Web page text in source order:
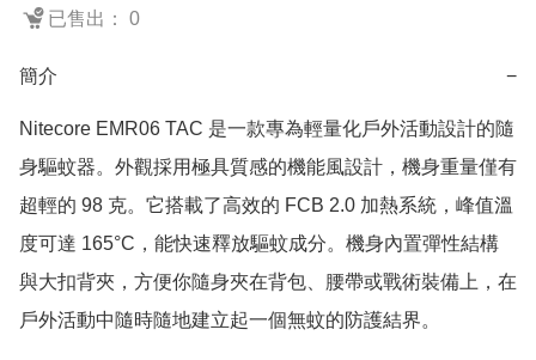
已售出： 0
簡介 −
Nitecore EMR06 TAC 是一款專為輕量化戶外活動設計的隨
身驅蚊器。外觀採用極具質感的機能風設計，機身重量僅有
超輕的 98 克。它搭載了高效的 FCB 2.0 加熱系統，峰值溫
度可達 165°C，能快速釋放驅蚊成分。機身內置彈性結構
與大扣背夾，方便你隨身夾在背包、腰帶或戰術裝備上，在
戶外活動中隨時隨地建立起一個無蚊的防護結界。